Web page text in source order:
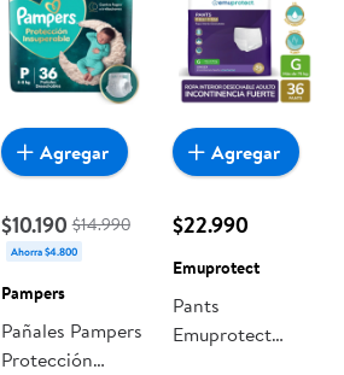
$10.190 $14.990
Ahorra $4.800
Pampers
Pañales Pampers
Protección
Agregar
$22.990
Emuprotect
Pants
Emuprotect
Agregar